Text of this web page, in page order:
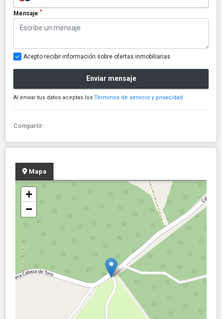
Mensaje *
Acepto recibir información sobre ofertas inmobiliarias
Enviar mensaje
Al enviar tus datos aceptas los Términos de servicio y privacidad
Compartir:
Mapa
+
−